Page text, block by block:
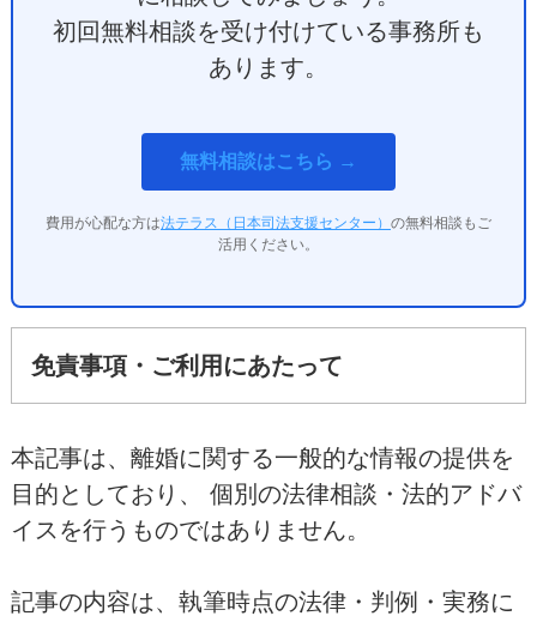
初回無料相談を受け付けている事務所も
あります。
無料相談はこちら →
費用が心配な方は法テラス（日本司法支援センター） の無料相談もご
活用ください。
免責事項・ご利用にあたって
本記事は、離婚に関する一般的な情報の提供を
目的としており、 個別の法律相談・法的アドバ
イスを行うものではありません。
記事の内容は、執筆時点の法律・判例・実務に